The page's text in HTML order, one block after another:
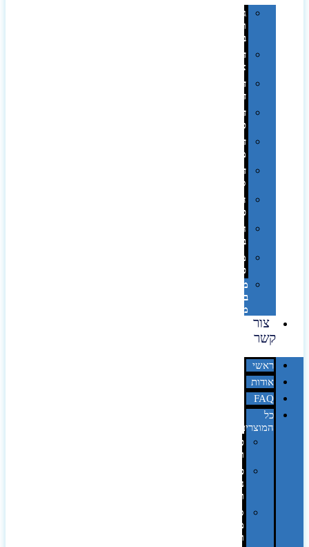
גימורים
והשבחות
בדפוס
דפוס
אופסט
דפוס
דיגיטלי
דפוס
טמפון
דפוס
משי
דפוס
סובלימציה
הדפס
פרוצס
חריטה
בלייזר
מהו
פנטון?
מיתוג
באמצעות
מדבקות
צור
קשר
ראשי
אודות
FAQ
כל
המוצרים
טכנולוגיה
וגאדג'טים
פנאי,
נופש
ונסיעות
סביבת
משרד
ופרימיום